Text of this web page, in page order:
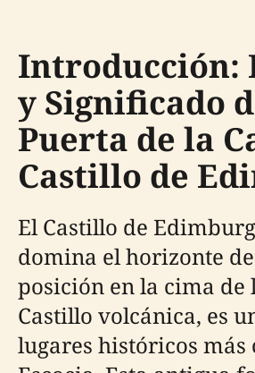
Introducción:
y Significado
Puerta de la
Castillo de
El Castillo de
domina el horizonte
posición en la cima de
Castillo volcánica, es
lugares históricos más